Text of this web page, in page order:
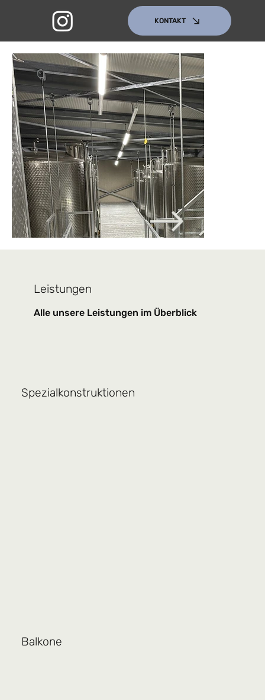
KONTAKT
Leistungen
Alle unsere Leistungen im Überblick
Spezialkonstruktionen
Balkone